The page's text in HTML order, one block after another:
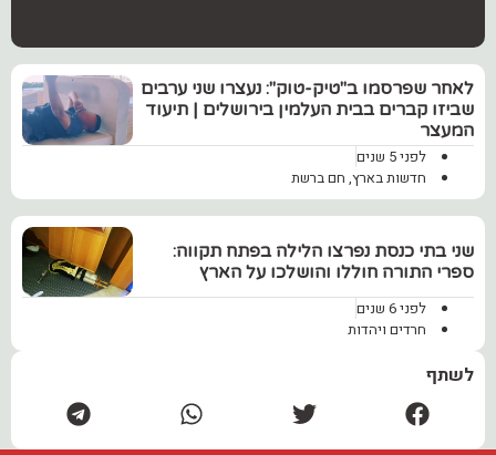
לאחר שפרסמו ב"טיק-טוק": נעצרו שני ערבים
שביזו קברים בבית העלמין בירושלים | תיעוד
המעצר
לפני 5 שנים
חדשות בארץ, חם ברשת
שני בתי כנסת נפרצו הלילה בפתח תקווה:
ספרי התורה חוללו והושלכו על הארץ
לפני 6 שנים
חרדים ויהדות
לשתף